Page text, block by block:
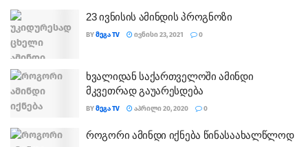
23 ივნისის ამინდის პროგნოზი
BYᲛᲔᲒᲐ TV ᲘᲕᲜᲘᲡᲘ 23, 2021 0
ხვალიდან საქართველოში ამინდი
მკვეთრად გაუარესდება
BYᲛᲔᲒᲐ TV ᲐᲞᲠᲘᲚᲘ 20, 2020 0
როგორი ამინდი იქნება წინასაახალწლოდ